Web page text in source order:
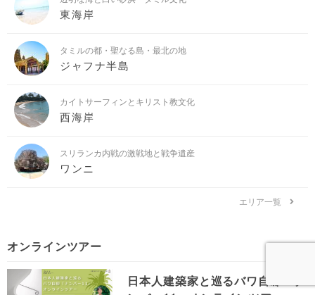
東海岸
タミルの都・聖なる島・最北の地
ジャフナ半島
カイトサーフィンとキリスト教文化
西海岸
スリランカ内戦の激戦地と戦争遺産
ワンニ
エリア一覧
オンラインツアー
日本人建築家と巡るバワ自邸「ナ